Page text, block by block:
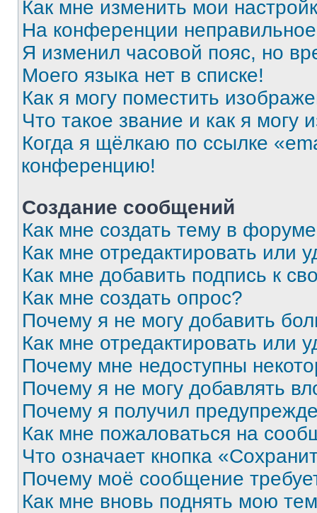
Как мне изменить мои
На конференции
Я изменил часовой пояс, но
Моего языка нет в списке!
Как я могу поместить
Что такое звание и как я могу
Когда я щёлкаю по ссылке
конференцию!
Создание сообщений
Как мне создать тему в
Как мне отредактировать или
Как мне добавить подпись к
Как мне создать опрос?
Почему я не могу добавить
Как мне отредактировать или
Почему мне недоступны
Почему я не могу добавлять
Почему я получил
Как мне пожаловаться на
Что означает кнопка
Почему моё сообщение
Как мне вновь поднять мою